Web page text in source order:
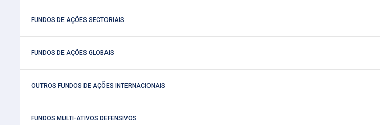
FUNDOS DE AÇÕES SECTORIAIS
FUNDOS DE AÇÕES GLOBAIS
OUTROS FUNDOS DE AÇÕES INTERNACIONAIS
FUNDOS MULTI-ATIVOS DEFENSIVOS